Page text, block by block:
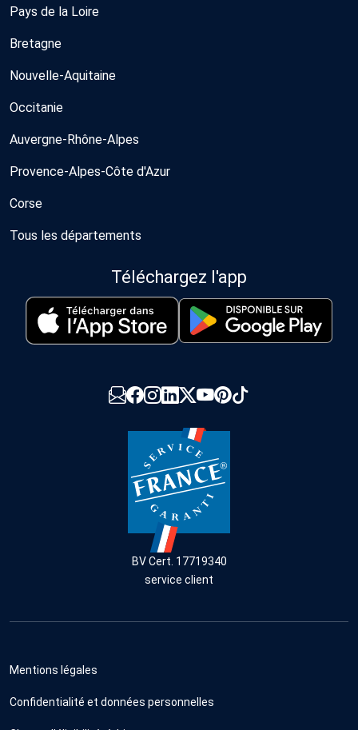
Pays de la Loire
Bretagne
Nouvelle-Aquitaine
Occitanie
Auvergne-Rhône-Alpes
Provence-Alpes-Côte d'Azur
Corse
Tous les départements
Téléchargez l'app
BV Cert. 17719340
service client
Mentions légales
Confidentialité et données personnelles